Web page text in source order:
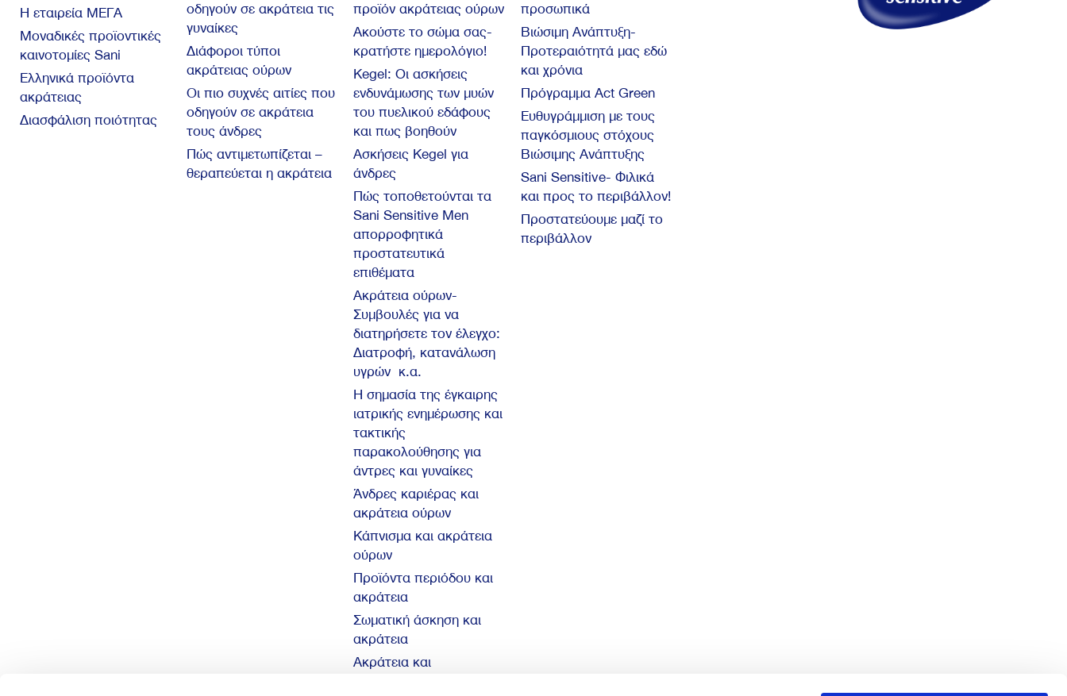
Η εταιρεία ΜΕΓΑ
Μοναδικές προϊοντικές
καινοτομίες Sani
Ελληνικά προϊόντα
ακράτειας
Διασφάλιση ποιότητας
οδηγούν σε ακράτεια τις
γυναίκες
Διάφοροι τύποι
ακράτειας ούρων
Οι πιο συχνές αιτίες που
οδηγούν σε ακράτεια
τους άνδρες
Πώς αντιμετωπίζεται –
θεραπεύεται η ακράτεια
προϊόν ακράτειας ούρων
Ακούστε το σώμα σας-
κρατήστε ημερολόγιο!
Kegel: Oι ασκήσεις
ενδυνάμωσης των μυών
του πυελικού εδάφους
και πως βοηθούν
Ασκήσεις Kegel για
άνδρες
Πώς τοποθετούνται τα
Sani Sensitive Men
απορροφητικά
προστατευτικά
επιθέματα
Ακράτεια ούρων-
Συμβουλές για να
διατηρήσετε τον έλεγχο:
Διατροφή, κατανάλωση
υγρών κ.α.
Η σημασία της έγκαιρης
ιατρικής ενημέρωσης και
τακτικής
παρακολούθησης για
άντρες και γυναίκες
Άνδρες καριέρας και
ακράτεια ούρων
Κάπνισμα και ακράτεια
ούρων
Προϊόντα περιόδου και
ακράτεια
Σωματική άσκηση και
ακράτεια
Ακράτεια και
προσωπικά
Βιώσιμη Ανάπτυξη-
Προτεραιότητά μας εδώ
και χρόνια
Πρόγραμμα Act Green
Ευθυγράμμιση με τους
παγκόσμιους στόχους
Βιώσιμης Ανάπτυξης
Sani Sensitive- Φιλικά
και προς το περιβάλλον!
Προστατεύουμε μαζί το
περιβάλλον